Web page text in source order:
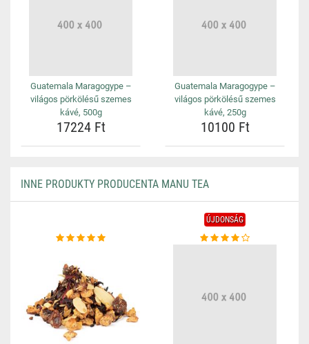
Guatemala Maragogype –
világos pörkölésű szemes
kávé, 500g
17224 Ft
Guatemala Maragogype –
világos pörkölésű szemes
kávé, 250g
10100 Ft
INNE PRODUKTY PRODUCENTA MANU TEA
ÚJDONSÁG